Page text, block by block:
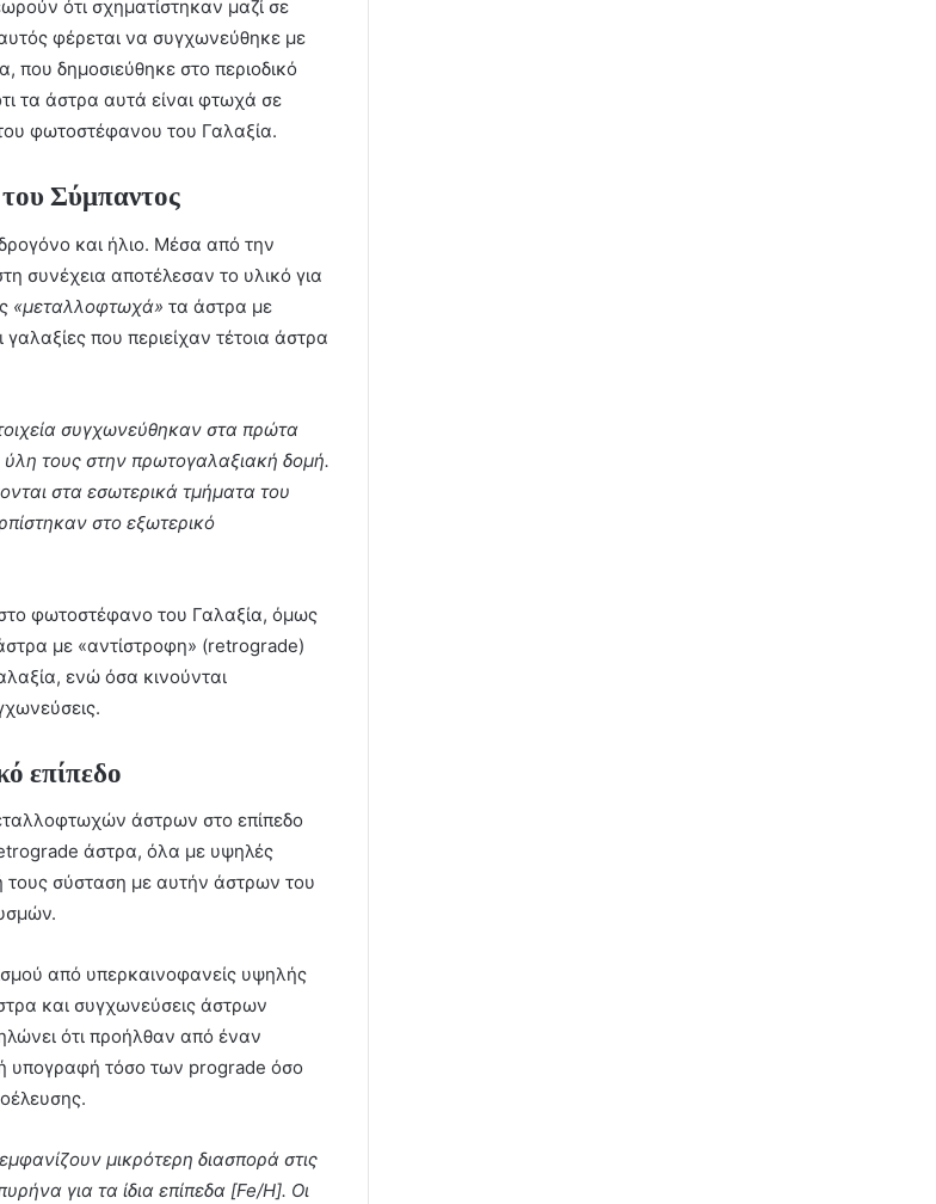
ότι σχηματίστηκαν μαζί σε
φέρεται να συγχωνεύθηκε με
που δημοσιεύθηκε στο περιοδικό
τα άστρα αυτά είναι φτωχά σε
φωτοστέφανου του Γαλαξία.
Σύμπαντος
και ήλιο. Μέσα από την
συνέχεια αποτέλεσαν το υλικό για
«μεταλλοφτωχά» τα άστρα με
που περιείχαν τέτοια άστρα
συγχωνεύθηκαν στα πρώτα
ύλη τους στην πρωτογαλαξιακή δομή.
στα εσωτερικά τμήματα του
στο εξωτερικό
φωτοστέφανο του Γαλαξία, όμως
με «αντίστροφη» (retrograde)
ενώ όσα κινούνται
επίπεδο
άστρων στο επίπεδο
άστρα, όλα με υψηλές
τους σύσταση με αυτήν άστρων του
από υπερκαινοφανείς υψηλής
και συγχωνεύσεις άστρων
ότι προήλθαν από έναν
υπογραφή τόσο των prograde όσο
μικρότερη διασπορά στις
για τα ίδια επίπεδα [Fe/H]. Οι